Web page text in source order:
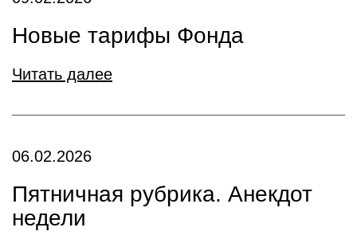
Новые тарифы Фонда
Читать далее
06.02.2026
Пятничная рубрика. Анекдот
недели